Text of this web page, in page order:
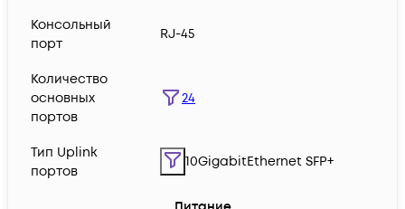
Консольный
порт
RJ-45
Количество
основных
портов
24
Тип Uplink
портов
10GigabitEthernet SFP+